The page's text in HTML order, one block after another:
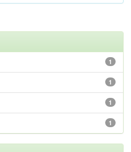
1
1
1
1